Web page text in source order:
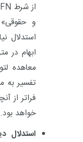
از شرط
و
استدلال
ابهام در
معاهده
تفسیر به
فراتر از
خواهد بود.
استدلال